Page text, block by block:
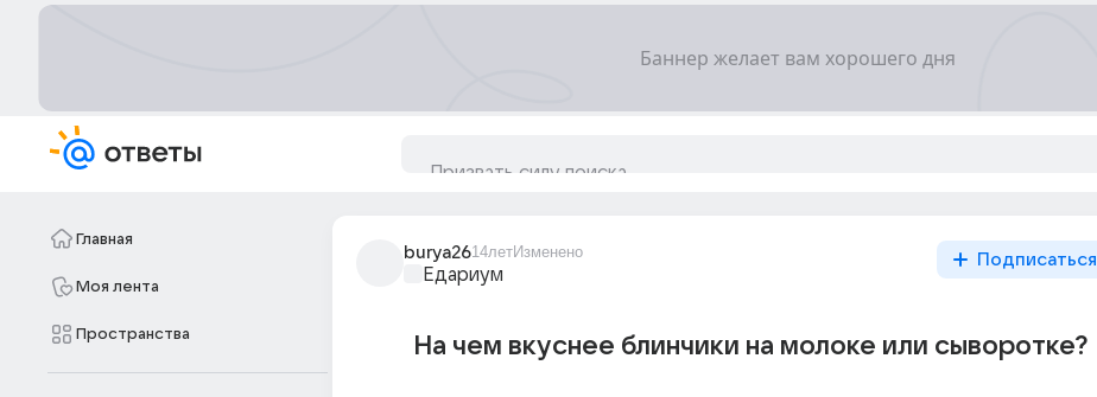
Главная
Моя лента
Пространства
burya2614летИзменено
Едариум
Подписаться
На чем вкуснее блинчики на молоке или сыворотке?